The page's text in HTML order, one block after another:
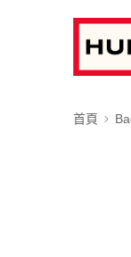
首頁